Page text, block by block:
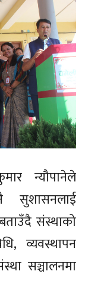
न्यौपानेले
सुशासनलाई
संस्थाको
व्यवस्थापन
सञ्चालनमा